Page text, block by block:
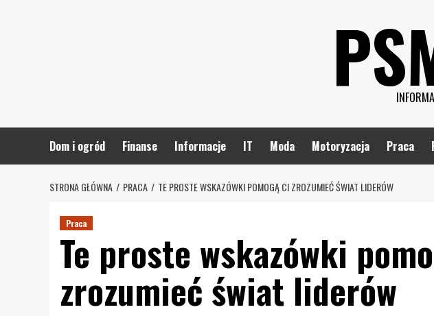
Dom i ogród Finanse Informacje IT Moda Motoryzacja Praca
STRONA GŁÓWNA PRACA TE PROSTE WSKAZÓWKI POMOGĄ CI ZROZUMIEĆ ŚWIAT LIDERÓW
Praca
Te proste wskazówki
zrozumieć świat liderów